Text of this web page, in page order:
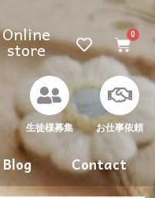
Online
store
生徒様募集 お仕事依頼
Blog Contact